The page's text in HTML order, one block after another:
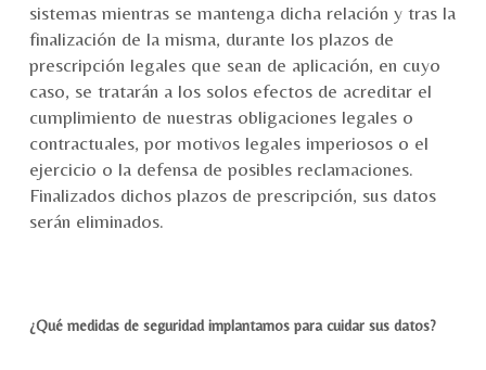
sistemas mientras se mantenga dicha relación y tras la
finalización de la misma, durante los plazos de
prescripción legales que sean de aplicación, en cuyo
caso, se tratarán a los solos efectos de acreditar el
cumplimiento de nuestras obligaciones legales o
contractuales, por motivos legales imperiosos o el
ejercicio o la defensa de posibles reclamaciones.
Finalizados dichos plazos de prescripción, sus datos
serán eliminados.
¿Qué medidas de seguridad implantamos para cuidar sus datos?